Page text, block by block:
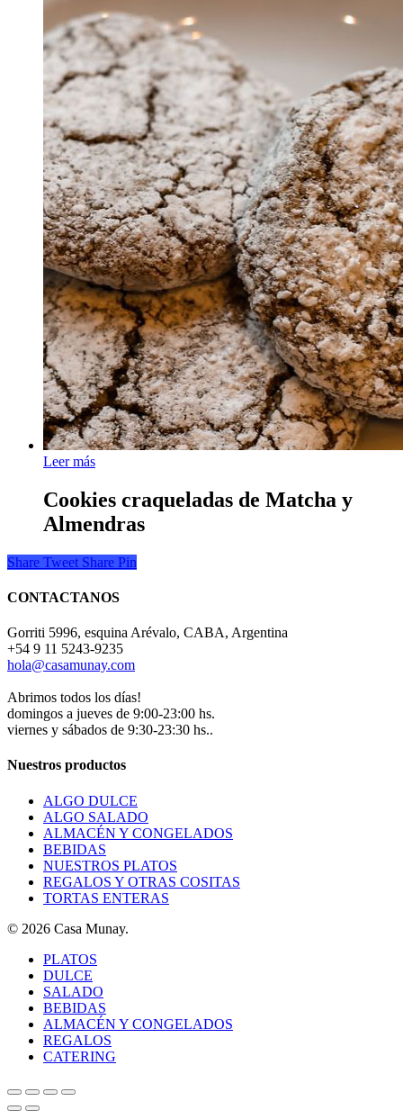
Leer más
Cookies craqueladas de Matcha y
Almendras
Share Tweet Share Pin
CONTACTANOS
Gorriti 5996, esquina Arévalo, CABA, Argentina
+54 9 11 5243-9235
hola@casamunay.com
Abrimos todos los días!
domingos a jueves de 9:00-23:00 hs.
viernes y sábados de 9:30-23:30 hs..
Nuestros productos
ALGO DULCE
ALGO SALADO
ALMACÉN Y CONGELADOS
BEBIDAS
NUESTROS PLATOS
REGALOS Y OTRAS COSITAS
TORTAS ENTERAS
© 2026 Casa Munay.
Close
Menu
PLATOS
DULCE
SALADO
BEBIDAS
ALMACÉN Y CONGELADOS
REGALOS
CATERING